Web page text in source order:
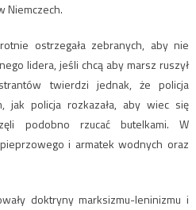
Niemczech.
ostrzegała zebranych, aby nie
lidera, jeśli chcą aby marsz ruszył
twierdzi jednak, że policja
jak policja rozkazała, aby wiec się
podobno rzucać butelkami. W
i armatek wodnych oraz
doktryny marksizmu-leninizmu i